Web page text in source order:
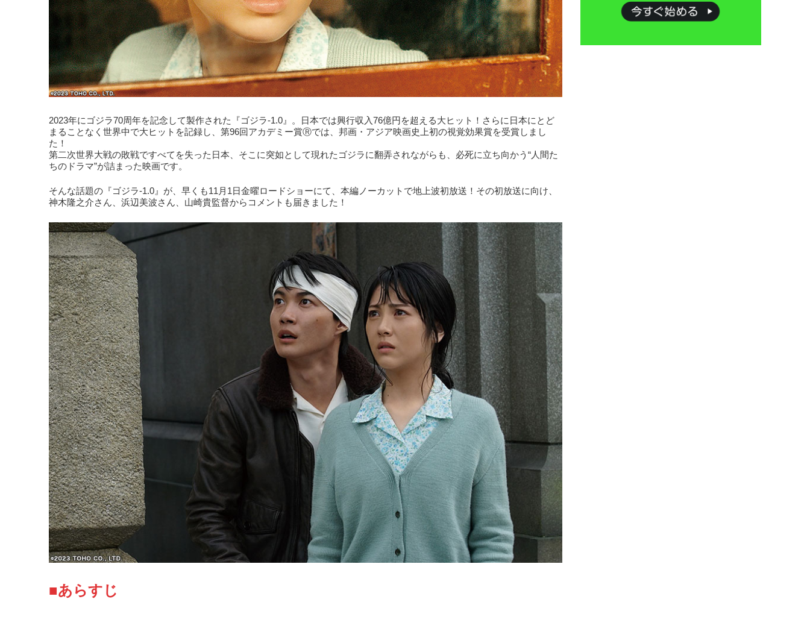
2023年にゴジラ70周年を記念して製作された『ゴジラ-1.0』。日本では興行収入76億円を超える大ヒット！さらに日本にとど
まることなく世界中で大ヒットを記録し、第96回アカデミー賞Ⓡでは、邦画・アジア映画史上初の視覚効果賞を受賞しまし
た！
第二次世界大戦の敗戦ですべてを失った日本、そこに突如として現れたゴジラに翻弄されながらも、必死に立ち向かう“人間た
ちのドラマ”が詰まった映画です。
そんな話題の『ゴジラ-1.0』が、早くも11月1日金曜ロードショーにて、本編ノーカットで地上波初放送！その初放送に向け、
神木隆之介さん、浜辺美波さん、山崎貴監督からコメントも届きました！
■あらすじ